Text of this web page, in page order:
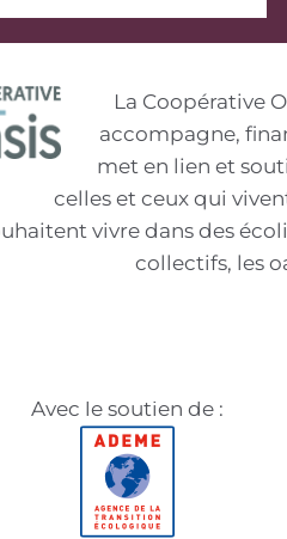
La Coopérative
accompagne,
met en lien et
celles et ceux qui
vivre dans des
collectifs, les
Avec le soutien de :